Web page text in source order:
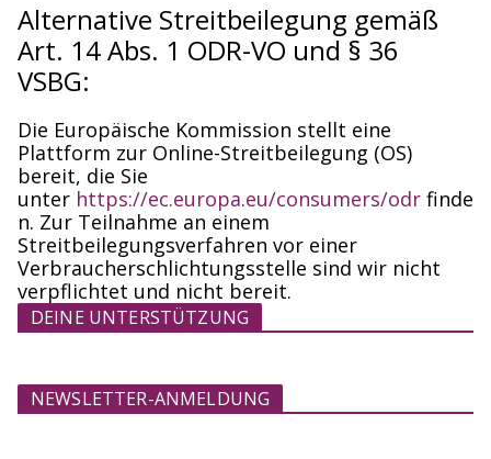
Alternative Streitbeilegung gemäß
Art. 14 Abs. 1 ODR-VO und § 36
VSBG:
Die Europäische Kommission stellt eine
Plattform zur Online-Streitbeilegung (OS)
bereit, die Sie
unter https://ec.europa.eu/consumers/odr finde
n. Zur Teilnahme an einem
Streitbeilegungsverfahren vor einer
Verbraucherschlichtungsstelle sind wir nicht
verpflichtet und nicht bereit.
DEINE UNTERSTÜTZUNG
NEWSLETTER-ANMELDUNG